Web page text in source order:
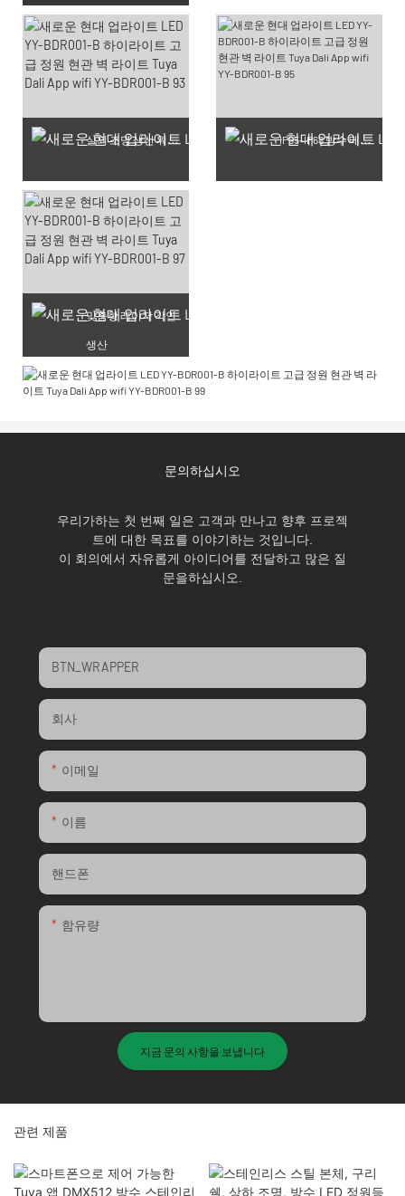
실외 조명 생산 워크숍 IP65-IP68 방수 테스트 완료 제품
맞춤형 레이저 각인
생산
문의하십시오
우리가하는 첫 번째 일은 고객과 만나고 향후 프로젝
트에 대한 목표를 이야기하는 것입니다.
이 회의에서 자유롭게 아이디어를 전달하고 많은 질
문을하십시오.
BTN_WRAPPER
회사
이메일
이름
핸드폰
함유량
지금 문의 사항을 보냅니다
관련 제품